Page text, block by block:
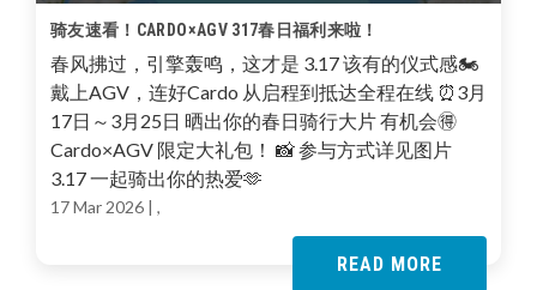
骑友速看！CARDO×AGV 317春日福利来啦！
春风拂过，引擎轰鸣，这才是 3.17 该有的仪式感🏍️
戴上AGV，连好Cardo 从启程到抵达全程在线 ⏰3月
17日～3月25日 晒出你的春日骑行大片 有机会🉐
Cardo×AGV 限定大礼包！ 📸 参与方式详见图片
3.17 一起骑出你的热爱🫶
17 Mar 2026 | ,
READ MORE